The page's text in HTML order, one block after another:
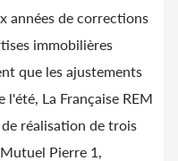
années de corrections
immobilières
que les ajustements
La Française REM
réalisation de trois
Pierre 1,